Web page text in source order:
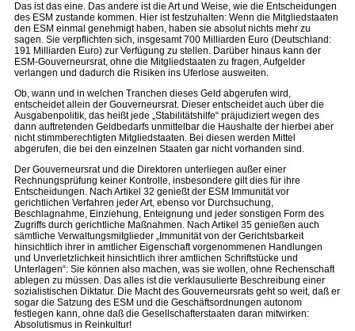
Das ist das eine. Das andere ist die Art und Weise, wie die Entscheidungen
des ESM zustande kommen. Hier ist festzuhalten: Wenn die Mitgliedstaaten
den ESM einmal genehmigt haben, haben sie absolut nichts mehr zu
sagen. Sie verpflichten sich, insgesamt 700 Milliarden Euro (Deutschland:
191 Milliarden Euro) zur Verfügung zu stellen. Darüber hinaus kann der
ESM-Gouverneursrat, ohne die Mitgliedstaaten zu fragen, Aufgelder
verlangen und dadurch die Risiken ins Uferlose ausweiten.
Ob, wann und in welchen Tranchen dieses Geld abgerufen wird,
entscheidet allein der Gouverneursrat. Dieser entscheidet auch über die
Ausgabenpolitik, das heißt jede „Stabilitätshilfe“ präjudiziert wegen des
dann auftretenden Geldbedarfs unmittelbar die Haushalte der hierbei aber
nicht stimmberechtigten Mitgliedstaaten. Bei diesen werden Mittel
abgerufen, die bei den einzelnen Staaten gar nicht vorhanden sind.
Der Gouverneursrat und die Direktoren unterliegen außer einer
Rechnungsprüfung keiner Kontrolle, insbesondere gilt dies für ihre
Entscheidungen. Nach Artikel 32 genießt der ESM Immunität vor
gerichtlichen Verfahren jeder Art, ebenso vor Durchsuchung,
Beschlagnahme, Einziehung, Enteignung und jeder sonstigen Form des
Zugriffs durch gerichtliche Maßnahmen. Nach Artikel 35 genießen auch
sämtliche Verwaltungsmitglieder „Immunität von der Gerichtsbarkeit
hinsichtlich ihrer in amtlicher Eigenschaft vorgenommenen Handlungen
und Unverletzlichkeit hinsichtlich ihrer amtlichen Schriftstücke und
Unterlagen“: Sie können also machen, was sie wollen, ohne Rechenschaft
ablegen zu müssen. Das alles ist die verklausulierte Beschreibung einer
sozialistischen Diktatur. Die Macht des Gouverneursrats geht so weit, daß er
sogar die Satzung des ESM und die Geschäftsordnungen autonom
festlegen kann, ohne daß die Gesellschafterstaaten daran mitwirken:
Absolutismus in Reinkultur!